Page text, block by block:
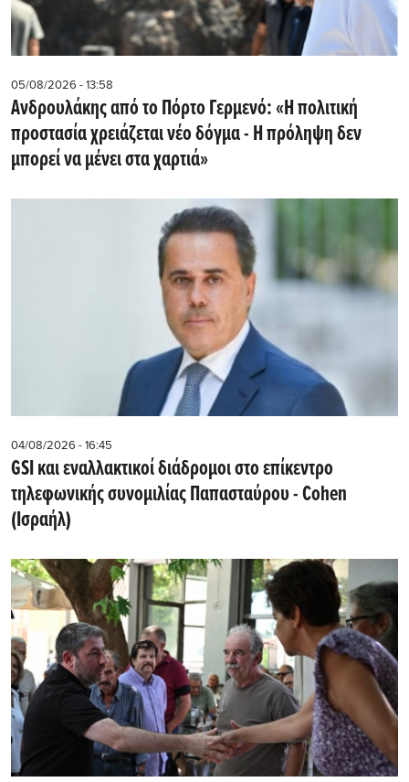
05/08/2026 - 13:58
Ανδρουλάκης από το Πόρτο Γερμενό: «Η πολιτική
προστασία χρειάζεται νέο δόγμα - Η πρόληψη δεν
μπορεί να μένει στα χαρτιά»
04/08/2026 - 16:45
GSI και εναλλακτικοί διάδρομοι στο επίκεντρο
τηλεφωνικής συνομιλίας Παπασταύρου - Cohen
(Ισραήλ)